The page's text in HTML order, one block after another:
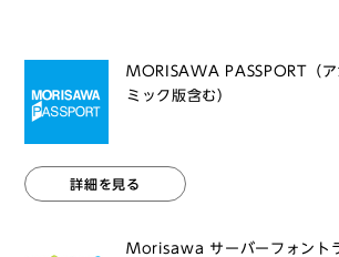
MORISAWA PASSPORT（ア
ミック版含む）
詳細を見る
Morisawa サーバーフォント